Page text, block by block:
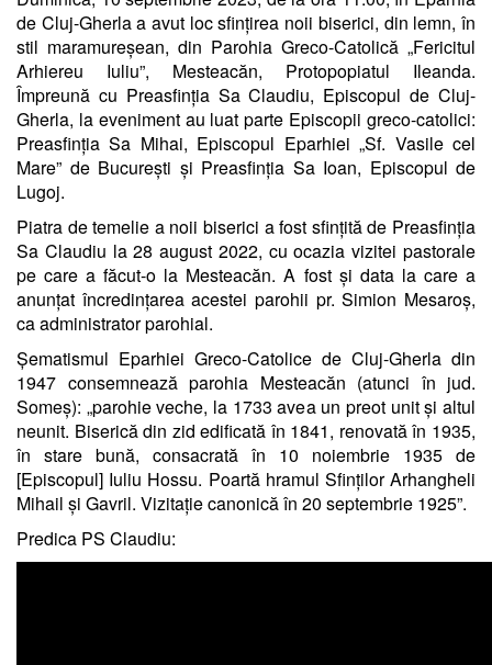
de Cluj-Gherla a avut loc sfințirea noii biserici, din lemn, în
stil maramureșean, din Parohia Greco-Catolică „Fericitul
Arhiereu Iuliu”, Mesteacăn, Protopopiatul Ileanda.
Împreună cu Preasfinția Sa Claudiu, Episcopul de Cluj-
Gherla, la eveniment au luat parte Episcopii greco-catolici:
Preasfinția Sa Mihai, Episcopul Eparhiei „Sf. Vasile cel
Mare” de București și Preasfinția Sa Ioan, Episcopul de
Lugoj.
Piatra de temelie a noii biserici a fost sfințită de Preasfinția
Sa Claudiu la 28 august 2022, cu ocazia vizitei pastorale
pe care a făcut-o la Mesteacăn. A fost și data la care a
anunțat încredințarea acestei parohii pr. Simion Mesaroș,
ca administrator parohial.
Șematismul Eparhiei Greco-Catolice de Cluj-Gherla din
1947 consemnează parohia Mesteacăn (atunci în jud.
Someș): „parohie veche, la 1733 avea un preot unit și altul
neunit. Biserică din zid edificată în 1841, renovată în 1935,
în stare bună, consacrată în 10 noiembrie 1935 de
[Episcopul] Iuliu Hossu. Poartă hramul Sfinților Arhangheli
Mihail și Gavril. Vizitație canonică în 20 septembrie 1925”.
Predica PS Claudiu: